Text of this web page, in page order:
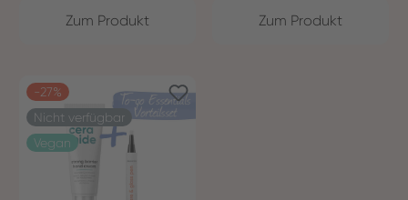
Zum Produkt Zum Produkt
-27%
Nicht verfügbar
Vegan